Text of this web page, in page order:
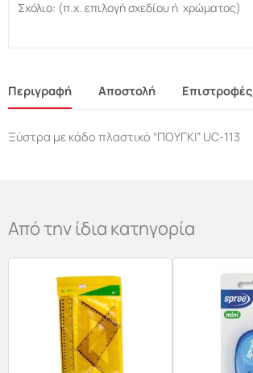
Περιγραφή Αποστολή Επιστροφές
Ξύστρα με κάδο πλαστικό “ΠΟΥΓΚΙ” UC-113
Από την ίδια κατηγορία